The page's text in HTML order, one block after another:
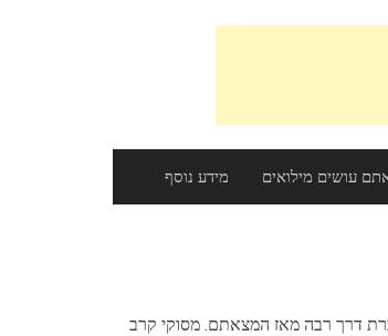
עושים מילואים מידע נוסף
דרך רבה מאז המצאתם. מסוקי קרב